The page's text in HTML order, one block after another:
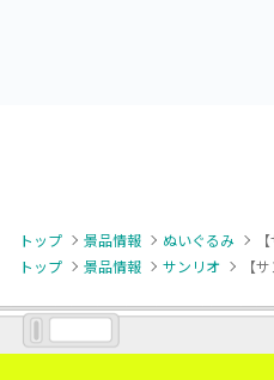
トップ 景品情報 ぬいぐるみ
トップ
景品情報 サンリオ